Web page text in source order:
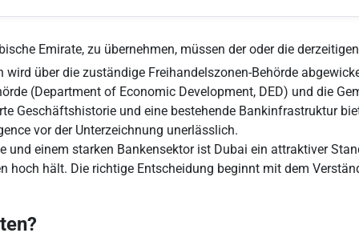
Emirate, zu übernehmen, müssen der oder die
über die zuständige Freihandelszonen-Behörde
(Department of Economic Development, DED) und die
Geschäftshistorie und eine bestehende Bankinfrastruktur
vor der Unterzeichnung unerlässlich.
und einem starken Bankensektor ist Dubai ein attraktiver
hält. Die richtige Entscheidung beginnt mit dem